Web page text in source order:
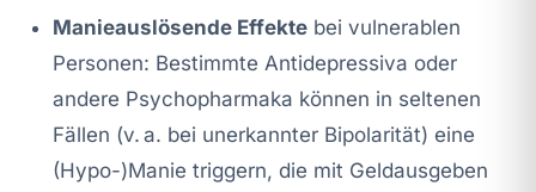
Manieauslösende Effekte bei vulnerablen
Personen: Bestimmte Antidepressiva oder
andere Psychopharmaka können in seltenen
Fällen (v. a. bei unerkannter Bipolarität) eine
(Hypo-)Manie triggern, die mit Geldausgeben